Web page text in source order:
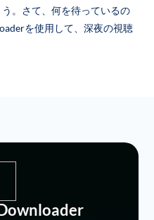
。さて、何を待っているの
を使用して、深夜の視聴